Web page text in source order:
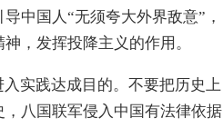
中国人“无须夸大外界敌意”，
，发挥投降主义的作用。
实践达成目的。不要把历史上
八国联军侵入中国有法律依据